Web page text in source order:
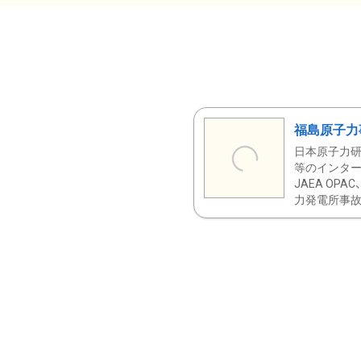
福島原子
日本原子力
等のインタ
JAEA OPAC
力発電所事